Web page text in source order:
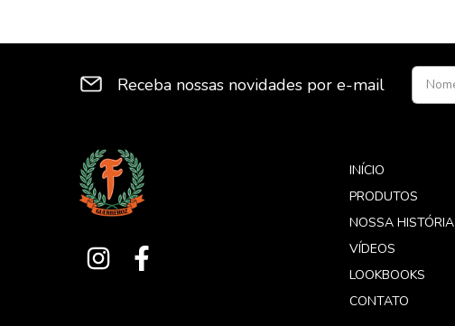
Receba nossas novidades por e-mail
INÍCIO
PRODUTOS
NOSSA HISTÓRIA
VÍDEOS
LOOKBOOKS
CONTATO